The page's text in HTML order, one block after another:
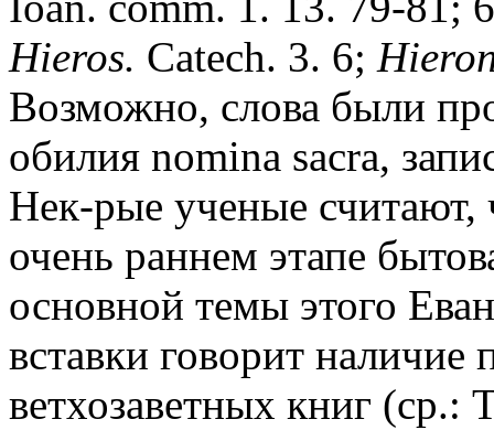
Hieros. Catech. 3. 6;
Возможно, слова были
обилия nomina sacra,
Нек-рые ученые
очень раннем этапе
основной темы этого
вставки говорит
ветхозаветных книг